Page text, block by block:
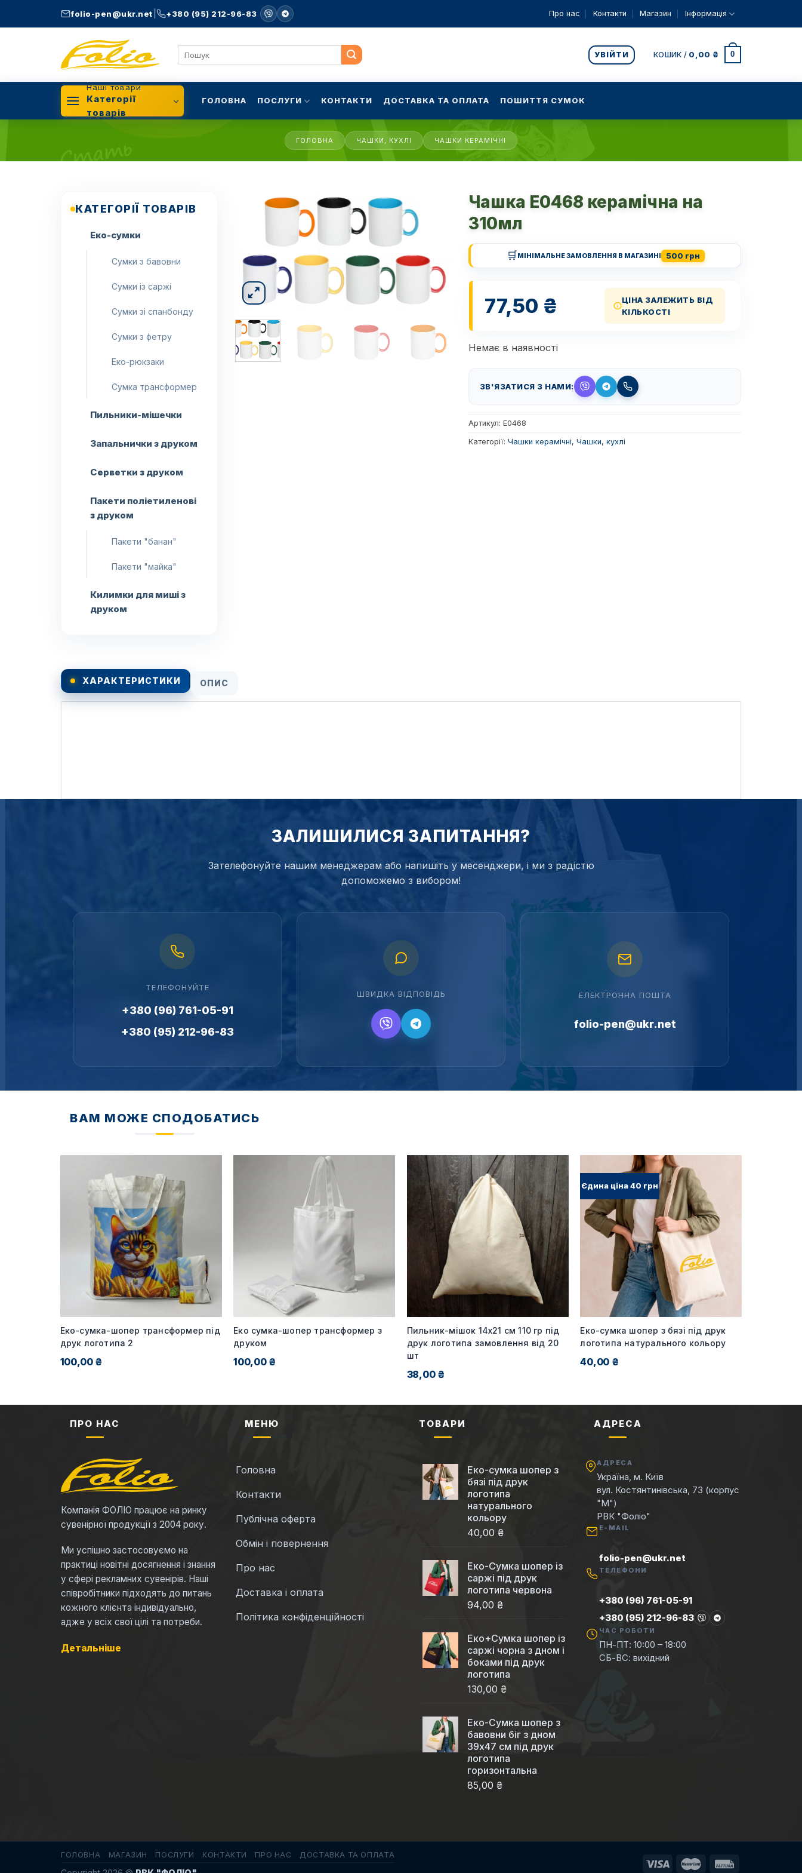
folio-pen@ukr.net +380 (95) 212-96-83 Про нас Контакти Магазин Інформація
УВІЙТИ КОШИК / 0,00 ₴ 0
Наші товари
Категорії
товарів
ГОЛОВНА ПОСЛУГИ КОНТАКТИ ДОСТАВКА ТА ОПЛАТА ПОШИТТЯ СУМОК
ГОЛОВНА ЧАШКИ, КУХЛІ ЧАШКИ КЕРАМІЧНІ
КАТЕГОРІЇ ТОВАРІВ
Еко-сумки
Сумки з бавовни
Сумки із саржі
Сумки зі спанбонду
Сумки з фетру
Еко-рюкзаки
Сумка трансформер
Пильники-мішечки
Запальнички з друком
Серветки з друком
Пакети поліетиленові
з друком
Пакети "банан"
Пакети "майка"
Килимки для миші з
друком
Чашка E0468 керамічна на
310мл
🛒МІНІМАЛЬНЕ ЗАМОВЛЕННЯ В МАГАЗИНІ 500 грн
77,50 ₴
ЦІНА ЗАЛЕЖИТЬ ВІД
КІЛЬКОСТІ
Немає в наявності
ЗВ'ЯЗАТИСЯ З НАМИ:
Артикул: E0468
Категорії: Чашки керамічні, Чашки, кухлі
ХАРАКТЕРИСТИКИ ОПИС
ЗАЛИШИЛИСЯ ЗАПИТАННЯ?
Зателефонуйте нашим менеджерам або напишіть у месенджери, і ми з радістю
допоможемо з вибором!
ТЕЛЕФОНУЙТЕ
+380 (96) 761-05-91
+380 (95) 212-96-83
ШВИДКА ВІДПОВІДЬ ЕЛЕКТРОННА ПОШТА
folio-pen@ukr.net
ВАМ МОЖЕ СПОДОБАТИСЬ
Еко-сумка-шопер трансформер під
друк логотипа 2
100,00 ₴
Еко сумка-шопер трансформер з
друком
100,00 ₴
Пильник-мішок 14х21 см 110 гр під
друк логотипа замовлення від 20
шт
38,00 ₴
Єдина ціна 40 грн
Еко-сумка шопер з бязі під друк
логотипа натурального кольору
40,00 ₴
ПРО НАС
Компанія ФОЛІО працює на ринку
сувенірної продукції з 2004 року.
Ми успішно застосовуємо на
практиці новітні досягнення і знання
у сфері рекламних сувенірів. Наші
співробітники підходять до питань
кожного клієнта індивідуально,
адже у всіх свої цілі та потреби.
Детальніше
МЕНЮ
Головна
Контакти
Публічна оферта
Обмін і повернення
Про нас
Доставка і оплата
Політика конфіденційності
ТОВАРИ
Еко-сумка шопер з
бязі під друк
логотипа
натурального
кольору
40,00 ₴
Еко-Cумка шопер із
саржі під друк
логотипа червона
94,00 ₴
Еко+Сумка шопер із
саржі чорна з дном і
боками під друк
логотипа
130,00 ₴
Еко-Сумка шопер з
бавовни біг з дном
39x47 см під друк
логотипа
горизонтальна
85,00 ₴
АДРЕСА
АДРЕСА
Україна, м. Київ
вул. Костянтинівська, 73 (корпус
"М")
РВК "Фоліо"
E-MAIL
folio-pen@ukr.net
ТЕЛЕФОНИ
+380 (96) 761-05-91
+380 (95) 212-96-83
ЧАС РОБОТИ
ПН-ПТ: 10:00 – 18:00
СБ-ВС: вихідний
ГОЛОВНА МАГАЗИН ПОСЛУГИ КОНТАКТИ ПРО НАС ДОСТАВКА ТА ОПЛАТА